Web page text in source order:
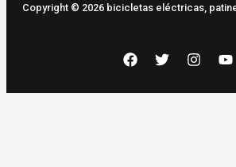
Copyright © 2026 bicicletas eléctricas,